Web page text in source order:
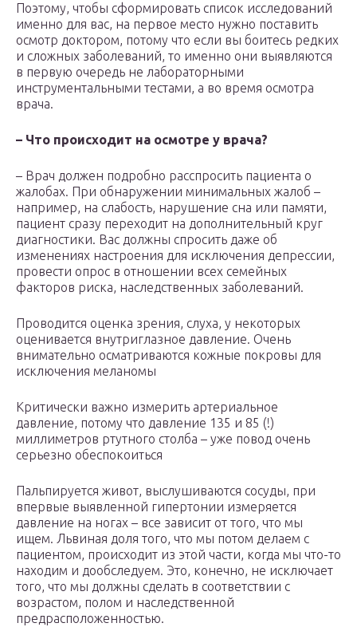
Поэтому, чтобы сформировать список исследований
именно для вас, на первое место нужно поставить
осмотр доктором, потому что если вы боитесь редких
и сложных заболеваний, то именно они выявляются
в первую очередь не лабораторными
инструментальными тестами, а во время осмотра
врача.
– Что происходит на осмотре у врача?
– Врач должен подробно расспросить пациента о
жалобах. При обнаружении минимальных жалоб –
например, на слабость, нарушение сна или памяти,
пациент сразу переходит на дополнительный круг
диагностики. Вас должны спросить даже об
изменениях настроения для исключения депрессии,
провести опрос в отношении всех семейных
факторов риска, наследственных заболеваний.
Проводится оценка зрения, слуха, у некоторых
оценивается внутриглазное давление. Очень
внимательно осматриваются кожные покровы для
исключения меланомы
Критически важно измерить артериальное
давление, потому что давление 135 и 85 (!)
миллиметров ртутного столба – уже повод очень
серьезно обеспокоиться
Пальпируется живот, выслушиваются сосуды, при
впервые выявленной гипертонии измеряется
давление на ногах – все зависит от того, что мы
ищем. Львиная доля того, что мы потом делаем с
пациентом, происходит из этой части, когда мы что-то
находим и дообследуем. Это, конечно, не исключает
того, что мы должны сделать в соответствии с
возрастом, полом и наследственной
предрасположенностью.